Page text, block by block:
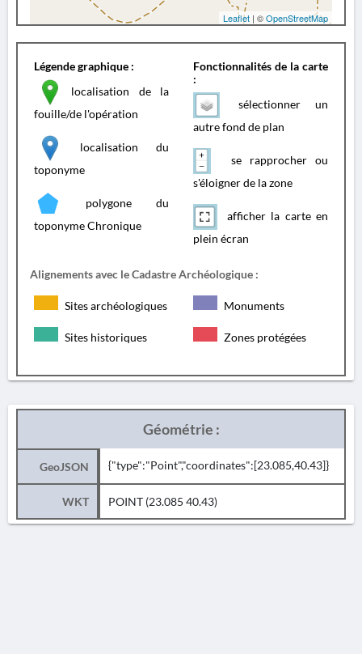
Leaflet | ©OpenStreetMap
Légende graphique :
localisation de la
fouille/de l'opération
localisation du
toponyme
polygone du
toponyme Chronique
Fonctionnalités de la carte
:
sélectionner un
autre fond de plan
se rapprocher ou
s'éloigner de la zone
afficher la carte en
plein écran
Alignements avec le Cadastre Archéologique :
Sites archéologiques Monuments
Sites historiques Zones protégées
Géométrie :
GeoJSON {"type":"Point","coordinates":[23.085,40.43]}
WKT POINT (23.085 40.43)